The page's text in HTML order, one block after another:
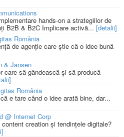
hands-on a strategiilor de
B2B & B2C Implicare activă... [detalii]
România
de agenție care știe că o idee bună
& Jansen
care să gândească și să producă
România
e tare când o idee arată bine, dar...
@ Internet Corp
creation și tendințele digitale?